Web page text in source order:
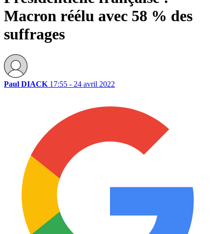
Macron réélu avec 58 % des
suffrages
Paul DIACK 17:55 - 24 avril 2022